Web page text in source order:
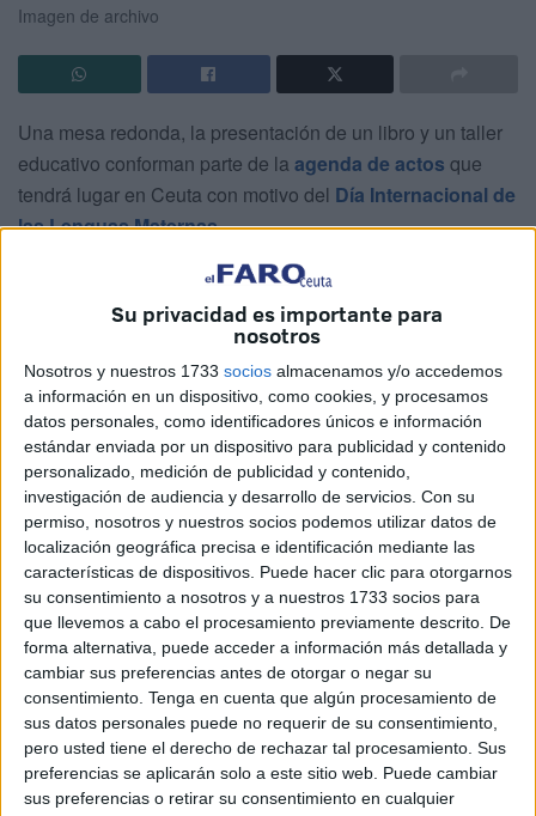
Su privacidad es importante para
nosotros
Nosotros y nuestros 1733 socios almacenamos y/o accedemos
a información en un dispositivo, como cookies, y procesamos
datos personales, como identificadores únicos e información
estándar enviada por un dispositivo para publicidad y contenido
personalizado, medición de publicidad y contenido,
investigación de audiencia y desarrollo de servicios. Con su
permiso, nosotros y nuestros socios podemos utilizar datos de
localización geográfica precisa e identificación mediante las
características de dispositivos. Puede hacer clic para otorgarnos
su consentimiento a nosotros y a nuestros 1733 socios para
que llevemos a cabo el procesamiento previamente descrito. De
forma alternativa, puede acceder a información más detallada y
cambiar sus preferencias antes de otorgar o negar su
consentimiento. Tenga en cuenta que algún procesamiento de
sus datos personales puede no requerir de su consentimiento,
pero usted tiene el derecho de rechazar tal procesamiento. Sus
preferencias se aplicarán solo a este sitio web. Puede cambiar
sus preferencias o retirar su consentimiento en cualquier
Imagen de archivo
Una mesa redonda, la presentación de un libro y un taller
educativo conforman parte de la agenda de actos que
tendrá lugar en Ceuta con motivo del Día Internacional de
las Lenguas Maternas.
La celebración de este día tiene como objetivo hacer
visible la situación tan complicada que afectaba a más de
la mitad de lenguas que se hablan en el mundo, buscando
restaurar “el papel tan importante de las mismas como
primer marcador de la identidad cultural en el desarrollo de
la creatividad y la capacidad de comunicación de los
pueblos”.
En pleno de febrero de 2019, se aprobó precisamente
fomentar el conocimiento del castellano como única
lengua oficial de Ceuta por parte de todos los ciudadanos
residentes en nuestra ciudad, pero también proteger como
patrimonio cultural de todos, las lenguas propias de las
distintas comunidades que conviven en Ceuta.
Por ello, laFundación Premio Convivenciay laGuía
Educativa Ceuta te Enseña(ambas adscritas la
Consejería de Educación, Cultura y Juventud) aúnan